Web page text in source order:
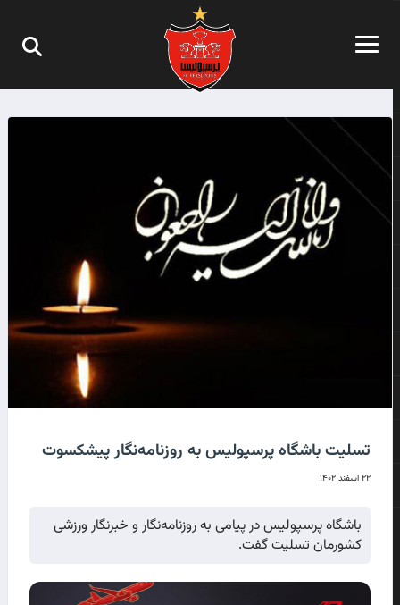
تسلیت باشگاه پرسپولیس به روزنامه‌نگار پیشکسوت
۲۲ اسفند ۱۴۰۲
باشگاه پرسپولیس در پیامی به روزنامه‌نگار و خبرنگار ورزشی
کشورمان تسلیت گفت.